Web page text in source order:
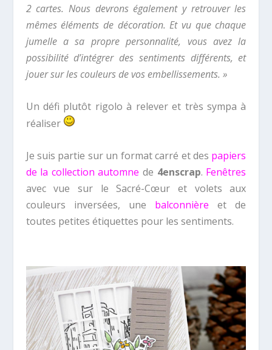
2 cartes. Nous devrons également y retrouver les
mêmes éléments de décoration. Et vu que chaque
jumelle a sa propre personnalité, vous avez la
possibilité d’intégrer des sentiments différents, et
jouer sur les couleurs de vos embellissements. »
Un défi plutôt rigolo à relever et très sympa à
réaliser
Je suis partie sur un format carré et des papiers
de la collection automne de 4enscrap. Fenêtres
avec vue sur le Sacré-Cœur et volets aux
couleurs inversées, une balconnière et de
toutes petites étiquettes pour les sentiments.